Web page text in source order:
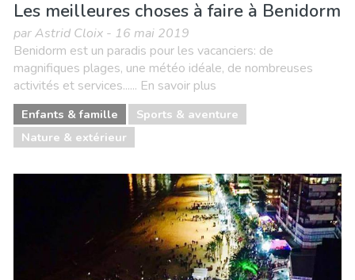
Les meilleures choses à faire à Benidorm
par Astrid Cloix - 16 mai 2019
Benidorm est un paradis pour les vacanciers: de
magnifiques plages, une météo idéale, de nombreuses
activités et services...... En savoir plus
Enfants & famille
Sports & aventure
Nature & extérieur